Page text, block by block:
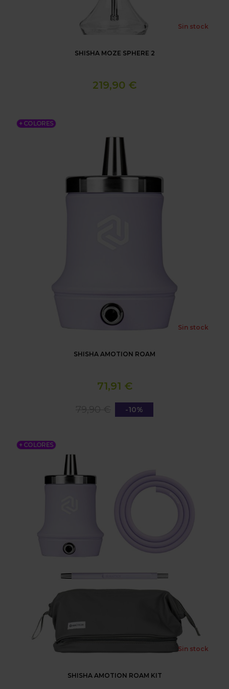
Sin stock
SHISHA MOZE SPHERE 2
219,90 €
+ COLORES
SHISHA AMOTION ROAM
Sin stock
SHISHA AMOTION ROAM
71,91 €
-10%
+ COLORES
SHISHA AMOTION ROAM KIT
Sin stock
SHISHA AMOTION ROAM KIT